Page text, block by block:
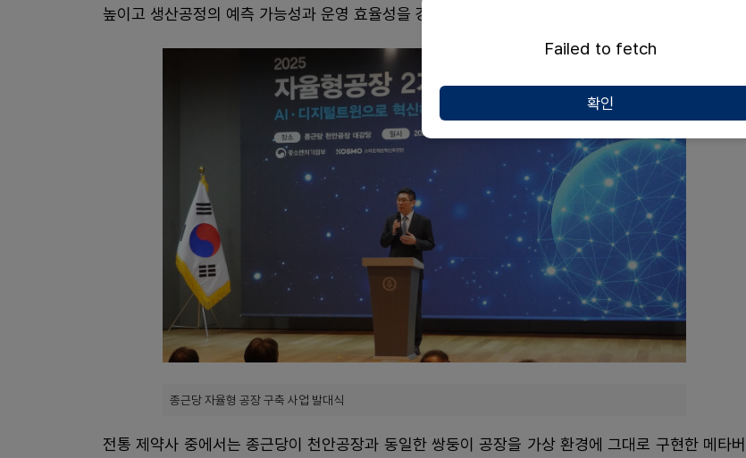
높이고 생산공정의 예측 가능성과 운영 효율성을 강화한다는 설명이다.
종근당 자율형 공장 구축 사업 발대식
전통 제약사 중에서는 종근당이 천안공장과 동일한 쌍둥이 공장을 가상 환경에 그대로 구현한 메타버
Failed to fetch
확인